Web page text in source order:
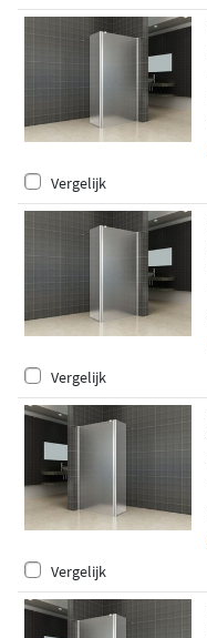
Vergelijk
Vergelijk
Vergelijk